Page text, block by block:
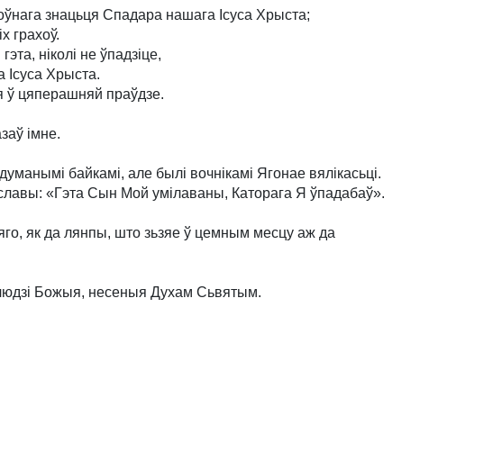
знацьця Спадара нашага Ісуса Хрыста;
грахоў.
ніколі не ўпадзіце,
Ісуса Хрыста.
ў цяперашняй праўдзе.
імне.
байкамі, але былі вочнікамі Ягонае вялікасьці.
«Гэта Сын Мой умілаваны, Каторага Я ўпадабаў».
як да лянпы, што зьзяе ў цемным месцу аж да
Божыя, несеныя Духам Сьвятым.